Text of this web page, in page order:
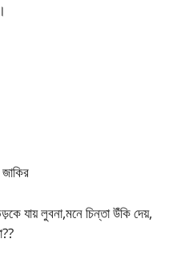
যায় লুবনা,মনে চিন্তা উঁকি দেয়,